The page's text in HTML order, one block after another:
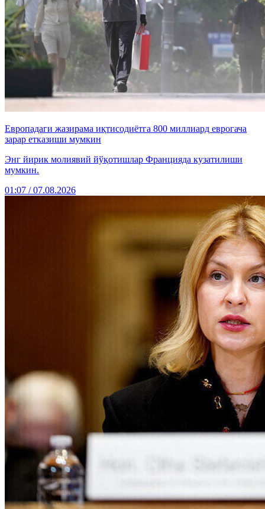
Европадаги жазирама иқтисодиётга 800 миллиард еврогача
зарар етказиши мумкин
Энг йирик молиявий йўқотишлар Францияда кузатилиши
мумкин.
01:07 / 07.08.2026